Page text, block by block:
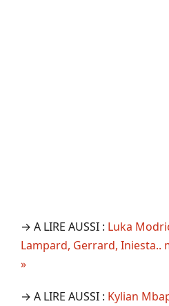
→ A LIRE AUSSI : Luka
Lampard, Gerrard, Iniesta..
»
→ A LIRE AUSSI : Kylian